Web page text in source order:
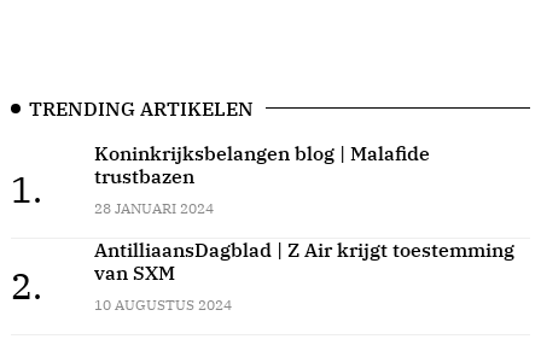
TRENDING ARTIKELEN
1.
Koninkrijksbelangen blog | Malafide
trustbazen
28 JANUARI 2024
2.
AntilliaansDagblad | Z Air krijgt toestemming
van SXM
10 AUGUSTUS 2024